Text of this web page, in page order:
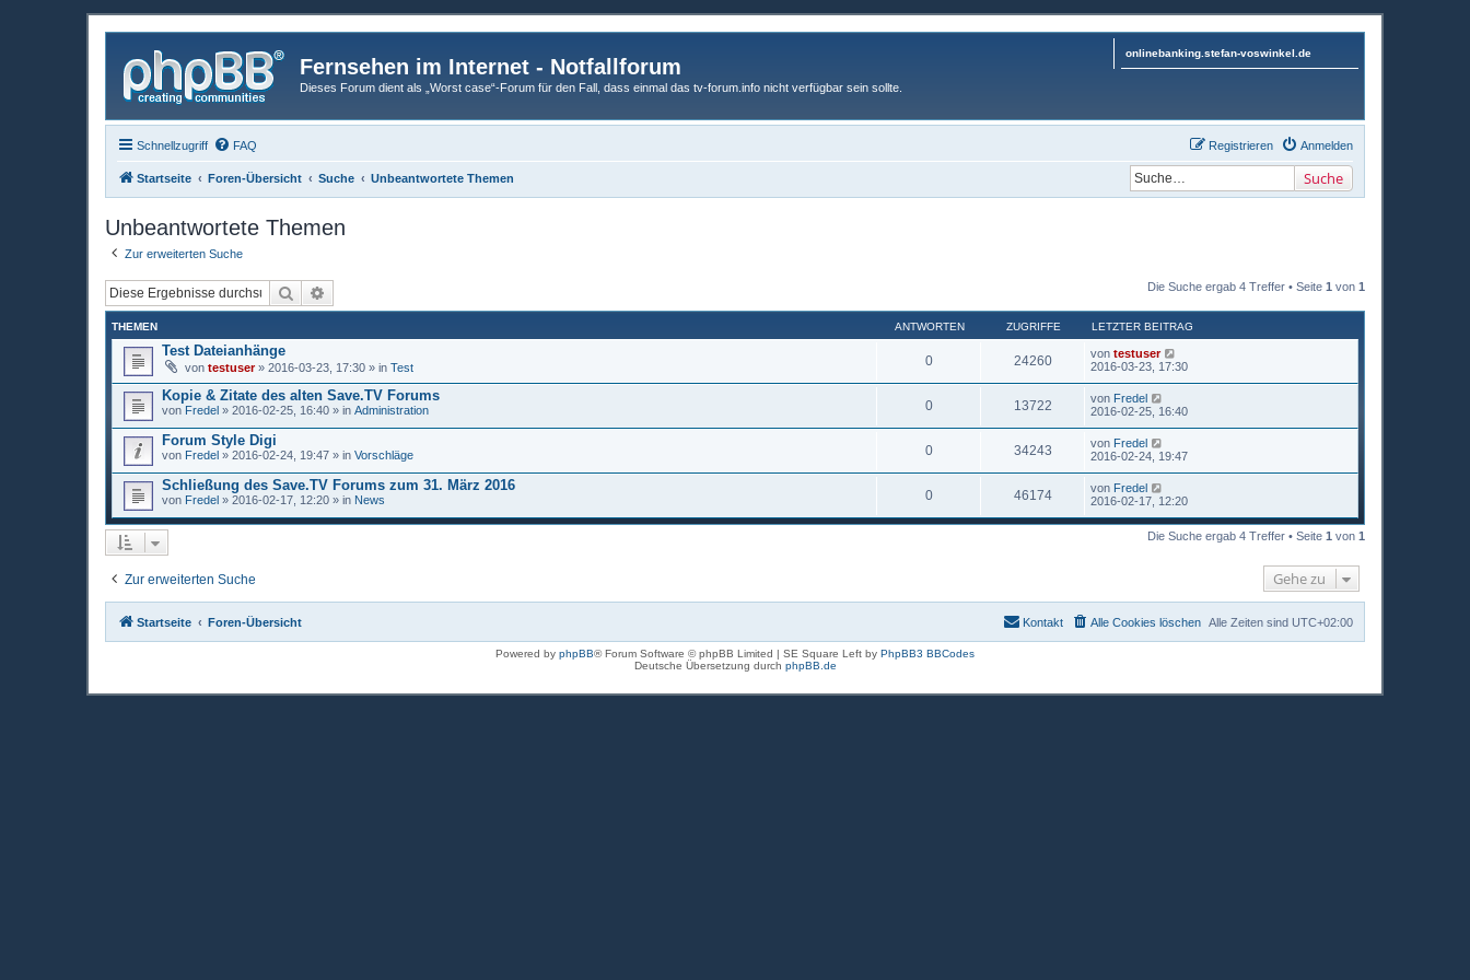
Fernsehen im Internet - Notfallforum
Dieses Forum dient als „Worst case“-Forum für den Fall, dass einmal das tv-forum.info nicht verfügbar sein sollte.
onlinebanking.stefan-voswinkel.de
Schnellzugriff FAQ Anmelden
Registrieren
Startseite Foren-Übersicht Suche Unbeantwortete Themen Suche
Unbeantwortete Themen
Zur erweiterten Suche
Suche Die Suche ergab 4 Treffer • Seite 1 von 1
THEMEN ANTWORTEN ZUGRIFFE LETZTER BEITRAG
Test Dateianhänge
von testuser» 2016-03-23, 17:30 » in Test 0 24260 von testuser
2016-03-23, 17:30
Kopie & Zitate des alten Save.TV Forums
von Fredel » 2016-02-25, 16:40 » in Administration 0 13722 von Fredel
2016-02-25, 16:40
Forum Style Digi
von Fredel » 2016-02-24, 19:47 » in Vorschläge 0 34243 von Fredel
2016-02-24, 19:47
Schließung des Save.TV Forums zum 31. März 2016
von Fredel » 2016-02-17, 12:20 » in News 0 46174 von Fredel
2016-02-17, 12:20
Die Suche ergab 4 Treffer • Seite 1 von 1
Zur erweiterten Suche Gehe zu
Startseite Foren-Übersicht Alle Zeiten sind UTC+02:00
Alle Cookies löschen
Kontakt
Powered by phpBB® Forum Software © phpBB Limited | SE Square Left by PhpBB3 BBCodes
Deutsche Übersetzung durch phpBB.de